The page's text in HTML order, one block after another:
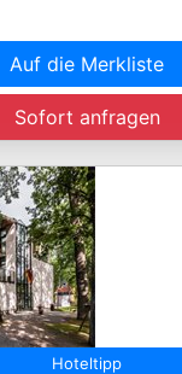
Auf die Merkliste
Sofort anfragen
Hoteltipp